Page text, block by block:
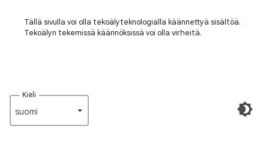
Tällä sivulla voi olla tekoälyteknologialla käännettyä sisältöä.
Tekoälyn tekemissä käännöksissä voi olla virheitä.
Kieli
suomi‎